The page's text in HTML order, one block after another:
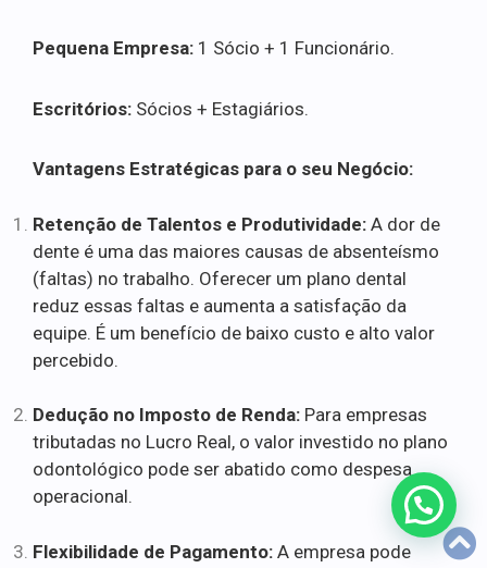
Pequena Empresa: 1 Sócio + 1 Funcionário.
Escritórios: Sócios + Estagiários.
Vantagens Estratégicas para o seu Negócio:
Retenção de Talentos e Produtividade: A dor de
dente é uma das maiores causas de absenteísmo
(faltas) no trabalho. Oferecer um plano dental
reduz essas faltas e aumenta a satisfação da
equipe. É um benefício de baixo custo e alto valor
percebido.
Dedução no Imposto de Renda: Para empresas
tributadas no Lucro Real, o valor investido no plano
odontológico pode ser abatido como despesa
operacional.
Flexibilidade de Pagamento: A empresa pode